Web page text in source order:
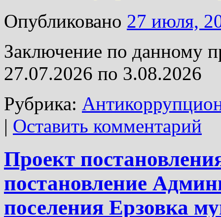
Опубликовано 27 июля,
Заключение по данному
27.07.2026 по 3.08.2026
Рубрика:
| Оставить комментарий
Проект
постановление
поселения Ерзовка